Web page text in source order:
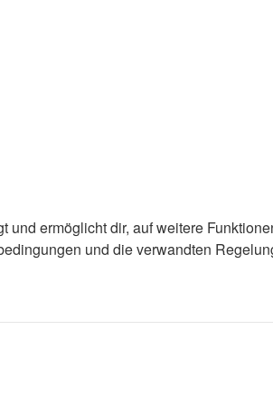
ermöglicht dir, auf weitere
und die verwandten